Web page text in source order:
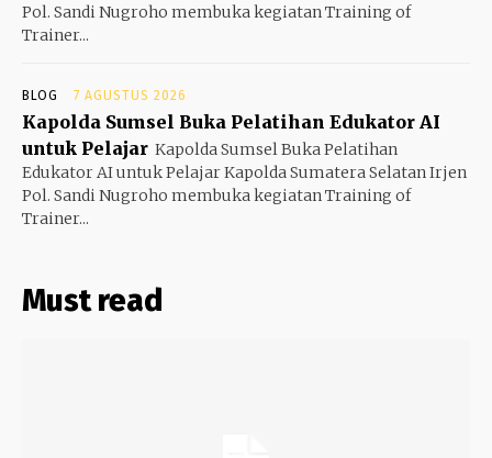
Pol. Sandi Nugroho membuka kegiatan Training of
Trainer...
BLOG 7 AGUSTUS 2026
Kapolda Sumsel Buka Pelatihan Edukator AI
untuk Pelajar Kapolda Sumsel Buka Pelatihan
Edukator AI untuk Pelajar Kapolda Sumatera Selatan Irjen
Pol. Sandi Nugroho membuka kegiatan Training of
Trainer...
Must read